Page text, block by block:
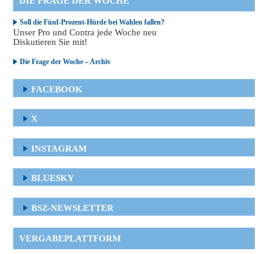
Soll die Fünf-Prozent-Hürde bei Wahlen fallen?
Unser Pro und Contra jede Woche neu
Diskutieren Sie mit!
Die Frage der Woche – Archiv
FACEBOOK
X
INSTAGRAM
BLUESKY
BSZ-NEWSLETTER
VERGABEPLATTFORM